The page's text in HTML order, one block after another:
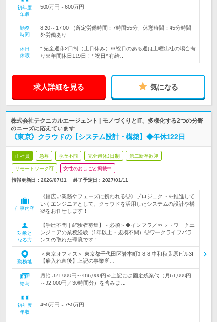
初年度
年収
500万円～600万円
勤務
時間
8:20～17:00 （所定労働時間：7時間55分）休憩時間：45分時間
外労働あり
休日
休暇
* 完全週休2日制（土日休み）※祝日のある週は土曜出社の場合有
り※年間休日119日！* 祝日* 有給…
求人詳細を見る 気になる
株式会社テクニカルエージェント | モノづくりとIT、多様化する2つの分野
のニーズに応えています
《東京》クラウドの【システム設計・構築】◆年休122日
正社員 急募 学歴不問 完全週休2日制 第二新卒歓迎
リモートワーク可 女性のおしごと掲載中
情報更新日：2026/07/21 終了予定日： 2027/01/11
仕事内容
《幅広い業務やフェーズに携われる◎》プロジェクトを推進して
いくエンジニアとして、クラウドを活用したシステムの設計や構
築をお任せします！
対象と
なる方
【学歴不問｜経験者募集】＜必須＞◆インフラ／ネットワークエ
ンジニアの業務経験（1年以上・規模不問）◎ワークライフバラ
ンスの取れた環境です！
勤務地
＜東京オフィス＞ 東京都千代田区岩本町3-8-8 中和秋葉原ビル3F
【雇入れ直後】上記の事業所…
給与
月給 321,000円～486,000円※上記には固定残業代（月61,000円
～92,000円／30時間分）を含みま…
初年度
年収
450万円～750万円